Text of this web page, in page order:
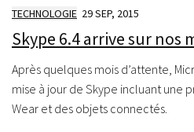
TECHNOLOGIE 29 SEP, 2015
Skype 6.4 arrive sur nos
Après quelques mois d’attente,
mise à jour de Skype incluant une
Wear et des objets connectés.